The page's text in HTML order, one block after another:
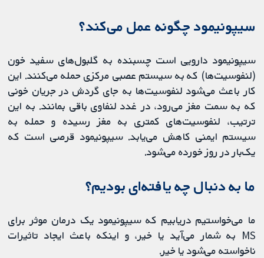
سیپونیمود چگونه عمل می‌کند؟
سیپونیمود دارویی است چسبنده به گلبول‌های سفید خون
(لنفوسیت‌ها) که به سیستم عصبی مرکزی حمله می‌کنند. این
کار باعث می‌شود لنفوسیت‌ها به جای گردش در جریان خونی
که به سمت مغز می‌رود، در غدد لنفاوی باقی بمانند. به این
ترتیب، لنفوسیت‌های کمتری به مغز رسیده و حمله به
سیستم ایمنی کاهش می‌یابد. سیپونیمود قرصی است که
یک‌بار در روز خورده می‌شود.
ما به دنبال چه یافته‌ای بودیم؟
ما می‌خواستیم دریابیم که سیپونیمود یک درمان موثر برای
MS به شمار می‌آید یا خیر، و اینکه باعث ایجاد تاثیرات
ناخواسته می‌شود یا خیر.